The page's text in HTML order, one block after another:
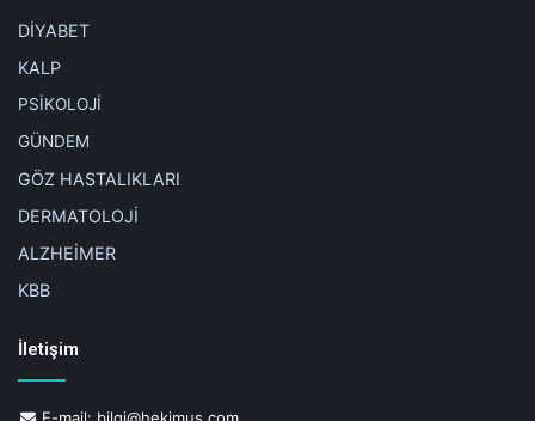
DİYABET
KALP
PSİKOLOJİ
GÜNDEM
GÖZ HASTALIKLARI
DERMATOLOJİ
ALZHEİMER
KBB
İletişim
E-mail: bilgi@hekimus.com